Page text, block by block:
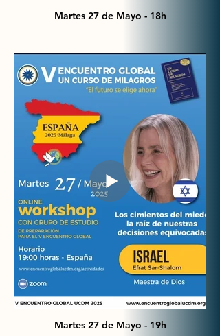
Martes 27 de Mayo - 18h
Martes 27 de Mayo - 19h